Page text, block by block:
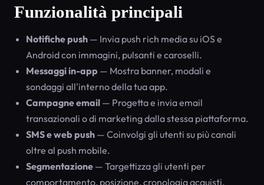
Funzionalità principali
Notifiche push — Invia push rich media su iOS e
Android con immagini, pulsanti e caroselli.
Messaggi in-app — Mostra banner, modali e
sondaggi all'interno della tua app.
Campagne email — Progetta e invia email
transazionali o di marketing dalla stessa piattaforma.
SMS e web push — Coinvolgi gli utenti su più canali
oltre al push mobile.
Segmentazione — Targettizza gli utenti per
comportamento, posizione, cronologia acquisti,